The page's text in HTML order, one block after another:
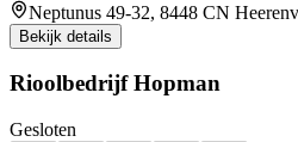
Neptunus 49-32, 8448 CN
Bekijk details
Rioolbedrijf Hopman
Gesloten